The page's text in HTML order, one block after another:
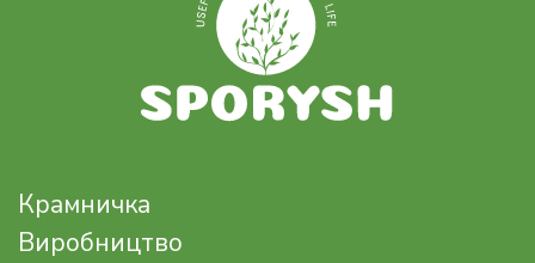
Крамничка
Виробництво